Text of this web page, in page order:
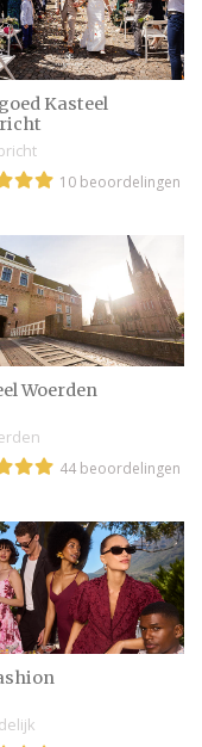
Kasteel
10 beoordelingen
Woerden
44 beoordelingen